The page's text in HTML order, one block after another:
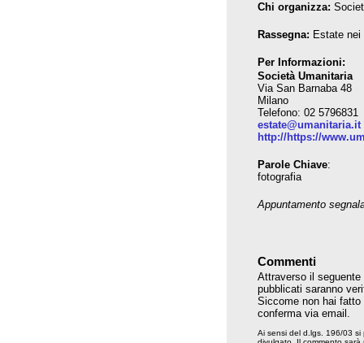
Chi organizza:
Rassegna: Estate nei
Per Informazioni:
Società Umanitaria
Via San Barnaba 48
Milano
Telefono: 02 5796831
estate@umanitaria.it
http://https://
Parole Chiave:
fotografia
Appuntamento
Commenti
Attraverso il
pubblicati saranno
Siccome non hai
conferma via email.
Ai sensi del d.lgs. 196/03 si